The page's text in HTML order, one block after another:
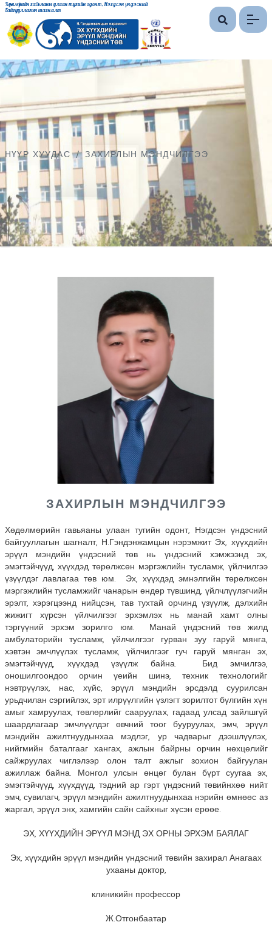
Хөдөлмөрийн гавьяаны улаан тугийн одонт, Нэгдсэн үндэсний
байгууллагын шагналт
НҮҮР ХУУДАС / ЗАХИРЛЫН МЭНДЧИЛГЭЭ
ЗАХИРЛЫН МЭНДЧИЛГЭЭ
Хөдөлмөрийн гавьяаны улаан тугийн одонт, Нэгдсэн үндэсний
байгууллагын шагналт, Н.Гэндэнжамцын нэрэмжит Эх, хүүхдийн
эрүүл мэндийн үндэсний төв нь үндэсний хэмжээнд эх,
эмэгтэйчүүд, хүүхдэд төрөлжсөн мэргэжлийн тусламж, үйлчилгээ
үзүүлдэг лавлагаа төв юм. Эх, хүүхдэд эмнэлгийн төрөлжсөн
мэргэжлийн тусламжийг чанарын өндөр түвшинд, үйлчлүүлэгчийн
эрэлт, хэрэгцээнд нийцсэн, тав тухтай орчинд үзүүлж, дэлхийн
жижигт хүрсэн үйлчилгээг эрхэмлэх нь манай хамт олны
тэргүүний эрхэм зорилго юм. Манай үндэсний төв жилд
амбулаторийн тусламж, үйлчилгээг гурван зуу гаруй мянга,
хэвтэн эмчлүүлэх тусламж, үйлчилгээг гуч гаруй мянган эх,
эмэгтэйчүүд, хүүхдэд үзүүлж байна. Бид эмчилгээ,
оношилгоондоо орчин үеийн шинэ, техник технологийг
нэвтрүүлэх, нас, хүйс, эрүүл мэндийн эрсдэлд суурилсан
урьдчилан сэргийлэх, эрт илрүүлгийн үзлэгт зорилтот бүлгийн хүн
амыг хамруулах, төвлөрлийг сааруулах, гадаад улсад зайлшгүй
шаардлагаар эмчлүүлдэг өвчний тоог бууруулах, эмч, эрүүл
мэндийн ажилтнуудынхаа мэдлэг, ур чадварыг дээшлүүлэх,
нийгмийн баталгааг хангах, ажлын байрны орчин нөхцөлийг
сайжруулах чиглэлээр олон талт ажлыг зохион байгуулан
ажиллаж байна. Монгол улсын өнцөг булан бүрт суугаа эх,
эмэгтэйчүүд, хүүхдүүд, тэдний ар гэрт үндэсний төвийнхөө нийт
эмч, сувилагч, эрүүл мэндийн ажилтнуудынхаа нэрийн өмнөөс аз
жаргал, эрүүл энх, хамгийн сайн сайхныг хүсэн ерөөе.
ЭХ, ХҮҮХДИЙН ЭРҮҮЛ МЭНД ЭХ ОРНЫ ЭРХЭМ БАЯЛАГ
Эх, хүүхдийн эрүүл мэндийн үндэсний төвийн захирал Анагаах
ухааны доктор,
клиникийн профессор
Ж.Отгонбаатар